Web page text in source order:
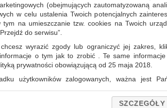
GWARANCJA CENY ARTYKUŁÓW
BIUROWYCH - PĘTLA NA SZYI?
W postępowaniach przetargowych
najniższej ceny jest w dalszym ciągu
często jedynym kryterium...
(obejmujących zautomatyzowaną
w celu ustalenia Twoich potencjalnych
tym na umieszczanie tzw. cookies na Twoich
do serwisu”.
wyrazić zgody lub ograniczyć jej zakres,
o tym jak to zrobić . Te same
prywatności obowiązującą od 25 maja 2018.
użytkowników zalogowanych, ważna jest
SZCZEGÓŁY